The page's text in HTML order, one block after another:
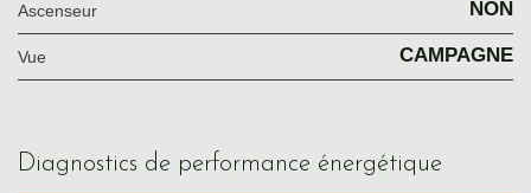
Ascenseur NON
Vue CAMPAGNE
diagnostics de performance énergétique